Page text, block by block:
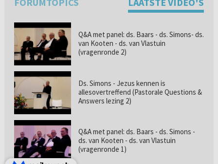
Q&A met panel: ds. Baars - ds. Simons- ds.
van Kooten - ds. van Vlastuin
(vragenronde 2)
Ds. Simons - Jezus kennen is
allesovertreffend (Pastorale Questions &
Answers lezing 2)
Q&A met panel: ds. Baars - ds. Simons -
ds. van Kooten - ds. van Vlastuin
(vragenronde 1)